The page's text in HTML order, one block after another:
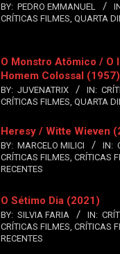
BY: PEDRO EMMANUEL
CRÍTICAS FILMES QUARTA
O Monstro Atômico / O
Homem Colossal (1957)
BY: JUVENATRIX IN:
CRÍTICAS FILMES QUARTA
Heresy / Witte Wieven
BY: MARCELO MILICI IN:
CRÍTICAS FILMES CRÍTICAS
RECENTES
O Sétimo Dia (2021)
BY: SILVIA FARIA IN:
CRÍTICAS FILMES CRÍTICAS
RECENTES